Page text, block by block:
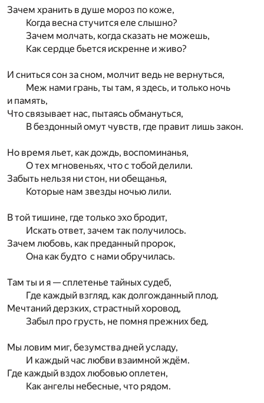
Зачем хранить в душе мороз по коже,
Когда весна стучится еле слышно?
Зачем молчать, когда сказать не можешь,
Как сердце бьется искренне и живо?
И сниться сон за сном, молчит ведь не вернуться,
Меж нами грань, ты там, я здесь, и только ночь
и память,
Что связывает нас, пытаясь обмануться,
В бездонный омут чувств, где правит лишь закон.
Но время льет, как дождь, воспоминанья,
О тех мгновеньях, что с тобой делили.
Забыть нельзя ни стон, ни обещанья,
Которые нам звезды ночью лили.
В той тишине, где только эхо бродит,
Искать ответ, зачем так получилось.
Зачем любовь, как преданный пророк,
Она как будто с нами обручилась.
Там ты и я — сплетенье тайных судеб,
Где каждый взгляд, как долгожданный плод.
Мечтаний дерзких, страстный хоровод,
Забыл про грусть, не помня прежних бед.
Мы ловим миг, безумства дней усладу,
И каждый час любви взаимной ждём.
Где каждый вздох любовью оплетен,
Как ангелы небесные, что рядом.